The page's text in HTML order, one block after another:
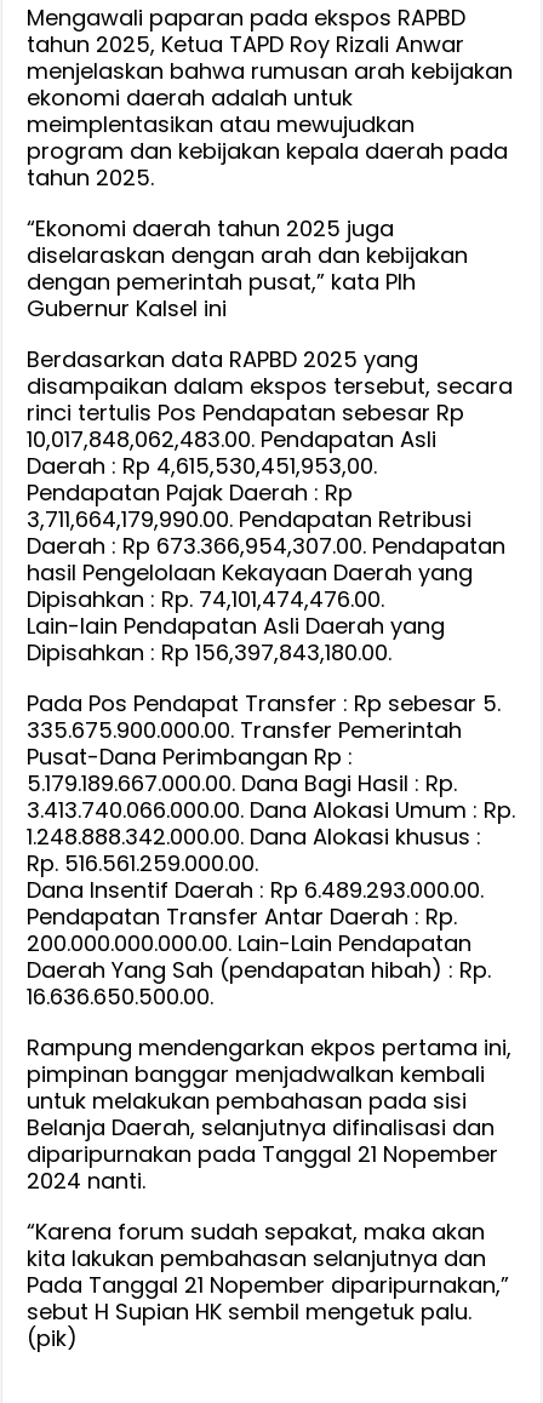
Mengawali paparan pada ekspos RAPBD
tahun 2025, Ketua TAPD Roy Rizali Anwar
menjelaskan bahwa rumusan arah kebijakan
ekonomi daerah adalah untuk
meimplentasikan atau mewujudkan
program dan kebijakan kepala daerah pada
tahun 2025.
“Ekonomi daerah tahun 2025 juga
diselaraskan dengan arah dan kebijakan
dengan pemerintah pusat,” kata Plh
Gubernur Kalsel ini
Berdasarkan data RAPBD 2025 yang
disampaikan dalam ekspos tersebut, secara
rinci tertulis Pos Pendapatan sebesar Rp
10,017,848,062,483.00. Pendapatan Asli
Daerah : Rp 4,615,530,451,953,00.
Pendapatan Pajak Daerah : Rp
3,711,664,179,990.00. Pendapatan Retribusi
Daerah : Rp 673.366,954,307.00. Pendapatan
hasil Pengelolaan Kekayaan Daerah yang
Dipisahkan : Rp. 74,101,474,476.00.
Lain-lain Pendapatan Asli Daerah yang
Dipisahkan : Rp 156,397,843,180.00.
Pada Pos Pendapat Transfer : Rp sebesar 5.
335.675.900.000.00. Transfer Pemerintah
Pusat-Dana Perimbangan Rp :
5.179.189.667.000.00. Dana Bagi Hasil : Rp.
3.413.740.066.000.00. Dana Alokasi Umum : Rp.
1.248.888.342.000.00. Dana Alokasi khusus :
Rp. 516.561.259.000.00.
Dana Insentif Daerah : Rp 6.489.293.000.00.
Pendapatan Transfer Antar Daerah : Rp.
200.000.000.000.00. Lain-Lain Pendapatan
Daerah Yang Sah (pendapatan hibah) : Rp.
16.636.650.500.00.
Rampung mendengarkan ekpos pertama ini,
pimpinan banggar menjadwalkan kembali
untuk melakukan pembahasan pada sisi
Belanja Daerah, selanjutnya difinalisasi dan
diparipurnakan pada Tanggal 21 Nopember
2024 nanti.
“Karena forum sudah sepakat, maka akan
kita lakukan pembahasan selanjutnya dan
Pada Tanggal 21 Nopember diparipurnakan,”
sebut H Supian HK sembil mengetuk palu.
(pik)